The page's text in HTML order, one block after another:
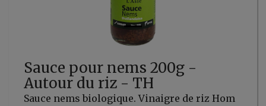
Sauce pour nems 200g -
Autour du riz - TH
Sauce nems biologique. Vinaigre de riz Hom